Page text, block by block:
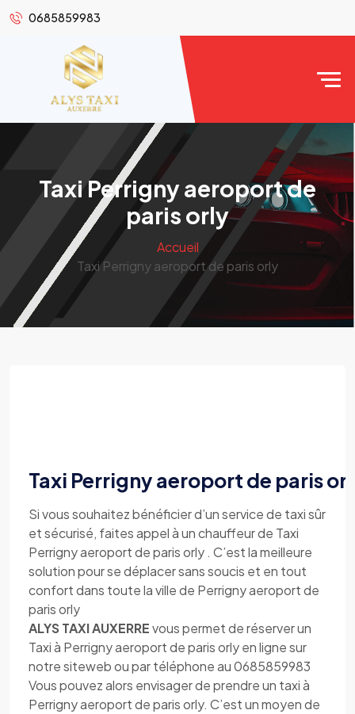
0685859983
Taxi Perrigny aeroport de
paris orly
Accueil
Taxi Perrigny aeroport de paris orly
Taxi Perrigny aeroport de paris
Si vous souhaitez bénéficier d’un service de taxi sûr
et sécurisé, faites appel à un chauffeur de Taxi
Perrigny aeroport de paris orly . C’est la meilleure
solution pour se déplacer sans soucis et en tout
confort dans toute la ville de Perrigny aeroport de
paris orly
ALYS TAXI AUXERREvous permet de réserver un
Taxi à Perrigny aeroport de paris orly en ligne sur
notre siteweb ou par téléphone au 0685859983
Vous pouvez alors envisager de prendre un taxi à
Perrigny aeroport de paris orly. C’est un moyen de